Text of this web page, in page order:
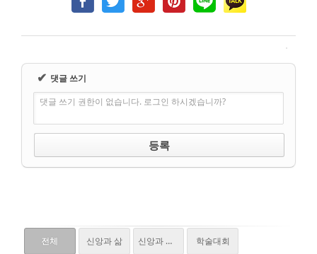
✔ 댓글 쓰기
댓글 쓰기 권한이 없습니다. 로그인 하시겠습니까?
전체 신앙과 삶 신앙과 학문 학술대회